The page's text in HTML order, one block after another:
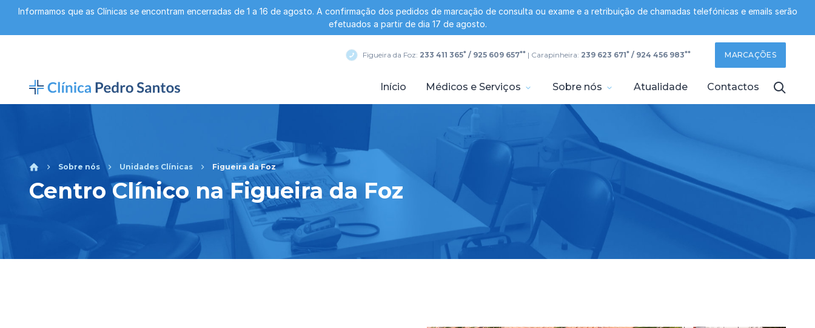
Informamos que as Clínicas se encontram encerradas de 1 a 16 de agosto. A confirmação dos pedidos de marcação de consulta ou exame e a retribuição de chamadas telefónicas e emails serão
efetuados a partir de dia 17 de agosto.
Figueira da Foz: 233 411 365* / 925 609 657** | Carapinheira: 239 623 671* / 924 456 983** MARCAÇÕES
Início Médicos e Serviços Sobre nós Atualidade Contactos
Sobre nós Unidades Clínicas Figueira da Foz
Centro Clínico na Figueira da Foz